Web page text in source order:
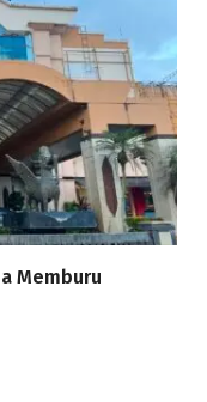
Memburu